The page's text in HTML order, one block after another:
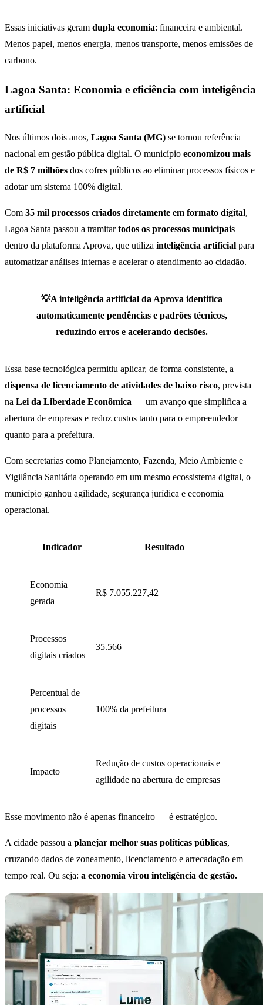
Essas iniciativas geram dupla economia: financeira e ambiental.
Menos papel, menos energia, menos transporte, menos emissões de
carbono.
Lagoa Santa: Economia e eficiência com inteligência
artificial
Nos últimos dois anos, Lagoa Santa (MG) se tornou referência
nacional em gestão pública digital. O município economizou mais
de R$ 7 milhões dos cofres públicos ao eliminar processos físicos e
adotar um sistema 100% digital.
Com 35 mil processos criados diretamente em formato digital,
Lagoa Santa passou a tramitartodos os processos municipais
dentro da plataforma Aprova, que utiliza inteligência artificial para
automatizar análises internas e acelerar o atendimento ao cidadão.
💡A inteligência artificial da Aprova identifica
automaticamente pendências e padrões técnicos,
reduzindo erros e acelerando decisões.
Essa base tecnológica permitiu aplicar, de forma consistente, a
dispensa de licenciamento de atividades de baixo risco, prevista
na Lei da Liberdade Econômica — um avanço que simplifica a
abertura de empresas e reduz custos tanto para o empreendedor
quanto para a prefeitura.
Com secretarias como Planejamento, Fazenda, Meio Ambiente e
Vigilância Sanitária operando em um mesmo ecossistema digital, o
município ganhou agilidade, segurança jurídica e economia
operacional.
Indicador Resultado
Economia
gerada
R$ 7.055.227,42
Processos
digitais criados
35.566
Percentual de
processos
digitais
100% da prefeitura
Impacto
Redução de custos operacionais e
agilidade na abertura de empresas
Esse movimento não é apenas financeiro — é estratégico.
A cidade passou a planejar melhor suas políticas públicas,
cruzando dados de zoneamento, licenciamento e arrecadação em
tempo real. Ou seja: a economia virou inteligência de gestão.